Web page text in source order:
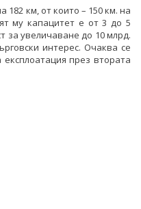
км, от които – 150 км. на
му капацитет е от 3 до 5
за увеличаване до 10 млрд.
интерес. Очаква се
през втората